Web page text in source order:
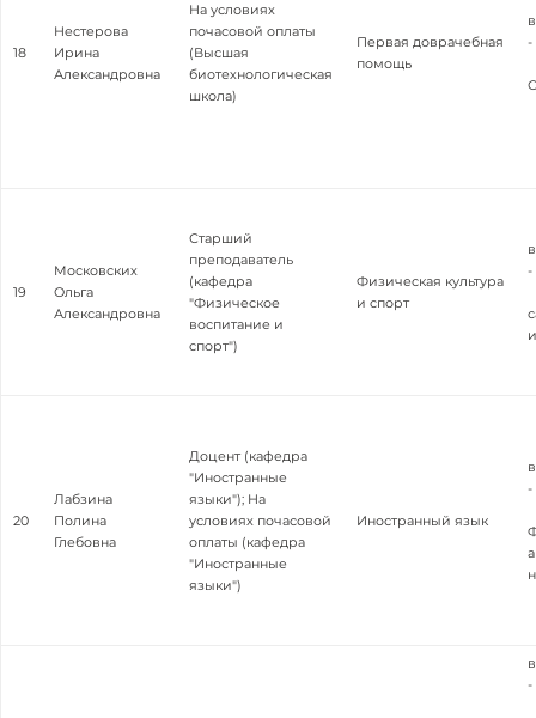
18
Нестерова
Ирина
Александровна
На условиях
почасовой оплаты
(Высшая
биотехнологическая
школа)
Первая доврачебная
помощь
-
19
Московских
Ольга
Александровна
Старший
преподаватель
(кафедра
"Физическое
воспитание и
спорт")
Физическая культура
и спорт
-
20
Лабзина
Полина
Глебовна
Доцент (кафедра
"Иностранные
языки"); На
условиях почасовой
оплаты (кафедра
"Иностранные
языки")
Иностранный язык
-
-